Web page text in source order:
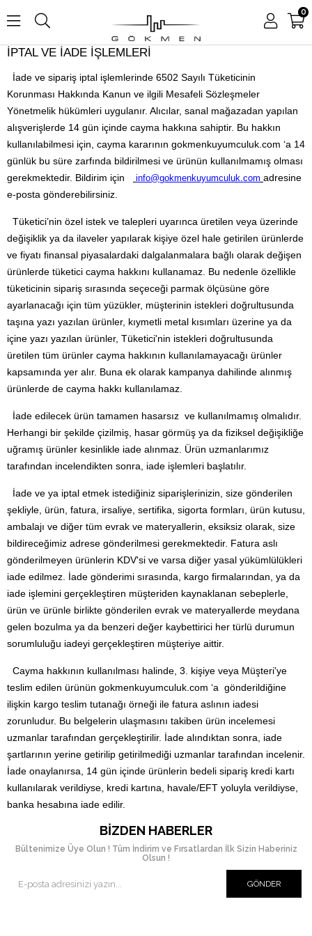
0
İPTAL VE İADE İŞLEMLERİ
İade ve sipariş iptal işlemlerinde 6502 Sayılı Tüketicinin
Korunması Hakkında Kanun ve ilgili Mesafeli Sözleşmeler
Yönetmelik hükümleri uygulanır. Alıcılar, sanal mağazadan yapılan
alışverişlerde 14 gün içinde cayma hakkına sahiptir. Bu hakkın
kullanılabilmesi için, cayma kararının gokmenkuyumculuk.com ‘a 14
günlük bu süre zarfında bildirilmesi ve ürünün kullanılmamış olması
gerekmektedir. Bildirim için
info@gokmenkuyumculuk.com adresine
e-posta gönderebilirsiniz.
Tüketici’nin özel istek ve talepleri uyarınca üretilen veya üzerinde
değişiklik ya da ilaveler yapılarak kişiye özel hale getirilen ürünlerde
ve fiyatı finansal piyasalardaki dalgalanmalara bağlı olarak değişen
ürünlerde tüketici cayma hakkını kullanamaz. Bu nedenle özellikle
tüketicinin sipariş sırasında seçeceği parmak ölçüsüne göre
ayarlanacağı için tüm yüzükler, müşterinin istekleri doğrultusunda
taşına yazı yazılan ürünler, kıymetli metal kısımları üzerine ya da
içine yazı yazılan ürünler, Tüketici'nin istekleri doğrultusunda
üretilen tüm ürünler cayma hakkının kullanılamayacağı ürünler
kapsamında yer alır. Buna ek olarak kampanya dahilinde alınmış
ürünlerde de cayma hakkı kullanılamaz.
İade edilecek ürün tamamen hasarsız ve kullanılmamış olmalıdır.
Herhangi bir şekilde çizilmiş, hasar görmüş ya da fiziksel değişikliğe
uğramış ürünler kesinlikle iade alınmaz. Ürün uzmanlarımız
tarafından incelendikten sonra, iade işlemleri başlatılır.
İade ve ya iptal etmek istediğiniz siparişlerinizin, size gönderilen
şekliyle, ürün, fatura, irsaliye, sertifika, sigorta formları, ürün kutusu,
ambalajı ve diğer tüm evrak ve materyallerin, eksiksiz olarak, size
bildireceğimiz adrese gönderilmesi gerekmektedir. Fatura aslı
gönderilmeyen ürünlerin KDV'si ve varsa diğer yasal yükümlülükleri
iade edilmez. İade gönderimi sırasında, kargo firmalarından, ya da
iade işlemini gerçekleştiren müşteriden kaynaklanan sebeplerle,
ürün ve ürünle birlikte gönderilen evrak ve materyallerde meydana
gelen bozulma ya da benzeri değer kaybettirici her türlü durumun
sorumluluğu iadeyi gerçekleştiren müşteriye aittir.
Cayma hakkının kullanılması halinde, 3. kişiye veya Müşteri'ye
teslim edilen ürünün gokmenkuyumculuk.com ‘a gönderildiğine
ilişkin kargo teslim tutanağı örneği ile fatura aslının iadesi
zorunludur. Bu belgelerin ulaşmasını takiben ürün incelemesi
uzmanlar tarafından gerçekleştirilir. İade alındıktan sonra, iade
şartlarının yerine getirilip getirilmediği uzmanlar tarafından incelenir.
İade onaylanırsa, 14 gün içinde ürünlerin bedeli sipariş kredi kartı
kullanılarak verildiyse, kredi kartına, havale/EFT yoluyla verildiyse,
banka hesabına iade edilir.
BIZDEN HABERLER
Bültenimize Üye Olun ! Tüm İndirim ve Fırsatlardan İlk Sizin Haberiniz
Olsun !
GÖNDER